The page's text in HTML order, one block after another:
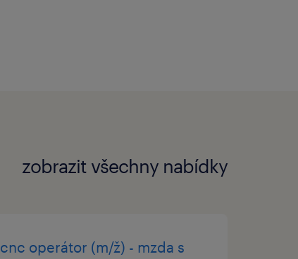
zobrazit všechny nabídky
cnc operátor (m/ž) - mzda s